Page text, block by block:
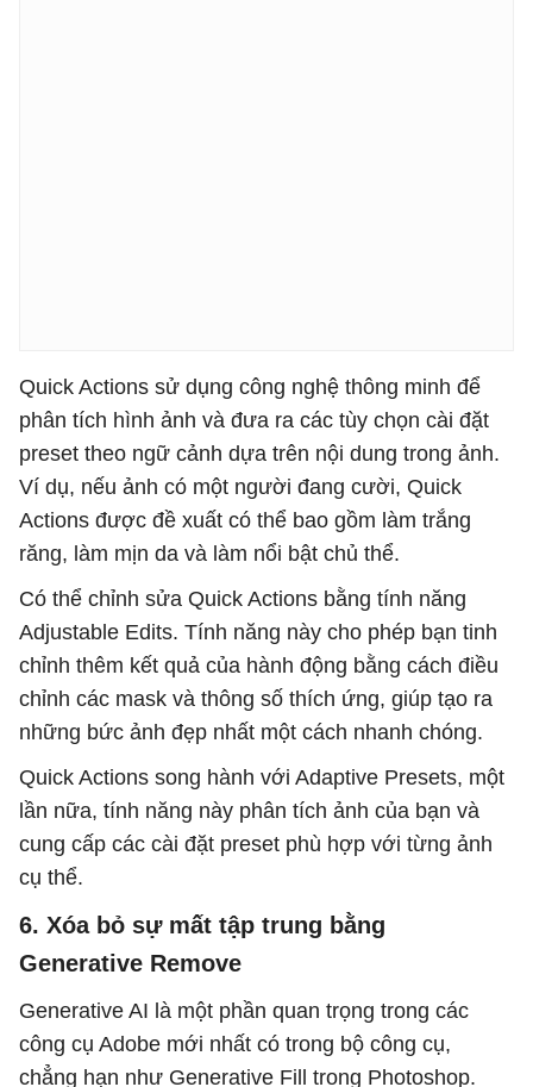
Quick Actions sử dụng công nghệ thông minh để
phân tích hình ảnh và đưa ra các tùy chọn cài đặt
preset theo ngữ cảnh dựa trên nội dung trong ảnh.
Ví dụ, nếu ảnh có một người đang cười, Quick
Actions được đề xuất có thể bao gồm làm trắng
răng, làm mịn da và làm nổi bật chủ thể.
Có thể chỉnh sửa Quick Actions bằng tính năng
Adjustable Edits. Tính năng này cho phép bạn tinh
chỉnh thêm kết quả của hành động bằng cách điều
chỉnh các mask và thông số thích ứng, giúp tạo ra
những bức ảnh đẹp nhất một cách nhanh chóng.
Quick Actions song hành với Adaptive Presets, một
lần nữa, tính năng này phân tích ảnh của bạn và
cung cấp các cài đặt preset phù hợp với từng ảnh
cụ thể.
6. Xóa bỏ sự mất tập trung bằng
Generative Remove
Generative AI là một phần quan trọng trong các
công cụ Adobe mới nhất có trong bộ công cụ,
chẳng hạn như Generative Fill trong Photoshop.